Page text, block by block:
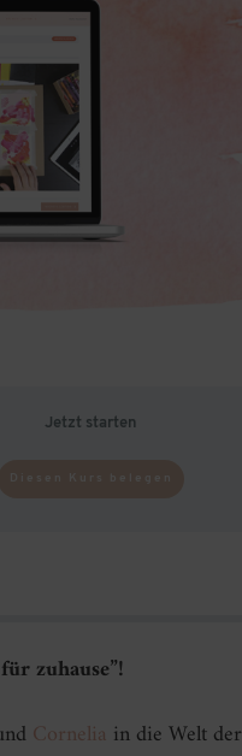
Jetzt starten
zuhause”!
Cornelia in die Welt der